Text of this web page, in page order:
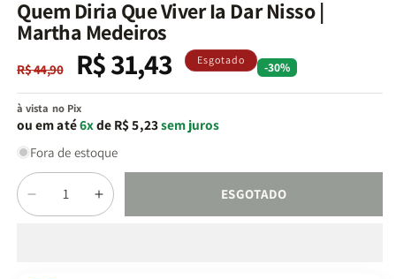
janela
modal
Quem Diria Que Viver Ia Dar Nisso |
Martha Medeiros
Preço
normal
R$ 44,90
Preço
promocional
R$ 31,43 Esgotado -30%
à vista no Pix
ou em até6xde R$ 5,23sem juros
Fora de estoque
Quantidade
Diminuir
a
Aumentar
a
ESGOTADO